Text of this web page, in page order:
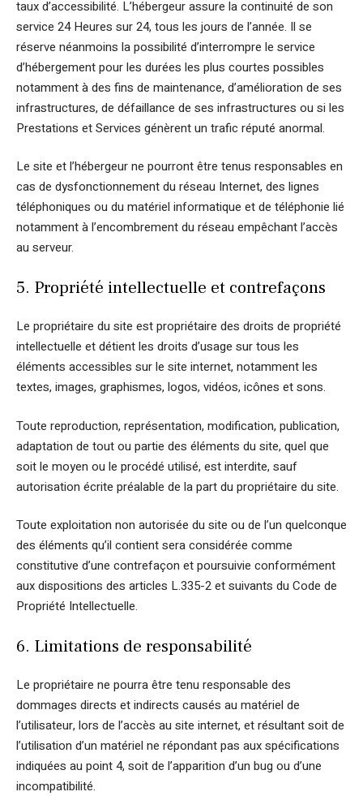
taux d’accessibilité. L’hébergeur assure la continuité de son
service 24 Heures sur 24, tous les jours de l’année. Il se
réserve néanmoins la possibilité d’interrompre le service
d’hébergement pour les durées les plus courtes possibles
notamment à des fins de maintenance, d’amélioration de ses
infrastructures, de défaillance de ses infrastructures ou si les
Prestations et Services génèrent un trafic réputé anormal.
Le site et l’hébergeur ne pourront être tenus responsables en
cas de dysfonctionnement du réseau Internet, des lignes
téléphoniques ou du matériel informatique et de téléphonie lié
notamment à l’encombrement du réseau empêchant l’accès
au serveur.
5. Propriété intellectuelle et contrefaçons
Le propriétaire du site est propriétaire des droits de propriété
intellectuelle et détient les droits d’usage sur tous les
éléments accessibles sur le site internet, notamment les
textes, images, graphismes, logos, vidéos, icônes et sons.
Toute reproduction, représentation, modification, publication,
adaptation de tout ou partie des éléments du site, quel que
soit le moyen ou le procédé utilisé, est interdite, sauf
autorisation écrite préalable de la part du propriétaire du site.
Toute exploitation non autorisée du site ou de l’un quelconque
des éléments qu’il contient sera considérée comme
constitutive d’une contrefaçon et poursuivie conformément
aux dispositions des articles L.335-2 et suivants du Code de
Propriété Intellectuelle.
6. Limitations de responsabilité
Le propriétaire ne pourra être tenu responsable des
dommages directs et indirects causés au matériel de
l’utilisateur, lors de l’accès au site internet, et résultant soit de
l’utilisation d’un matériel ne répondant pas aux spécifications
indiquées au point 4, soit de l’apparition d’un bug ou d’une
incompatibilité.